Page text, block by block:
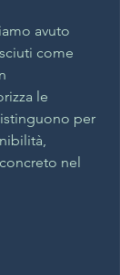
avuto
come
le
per
nel